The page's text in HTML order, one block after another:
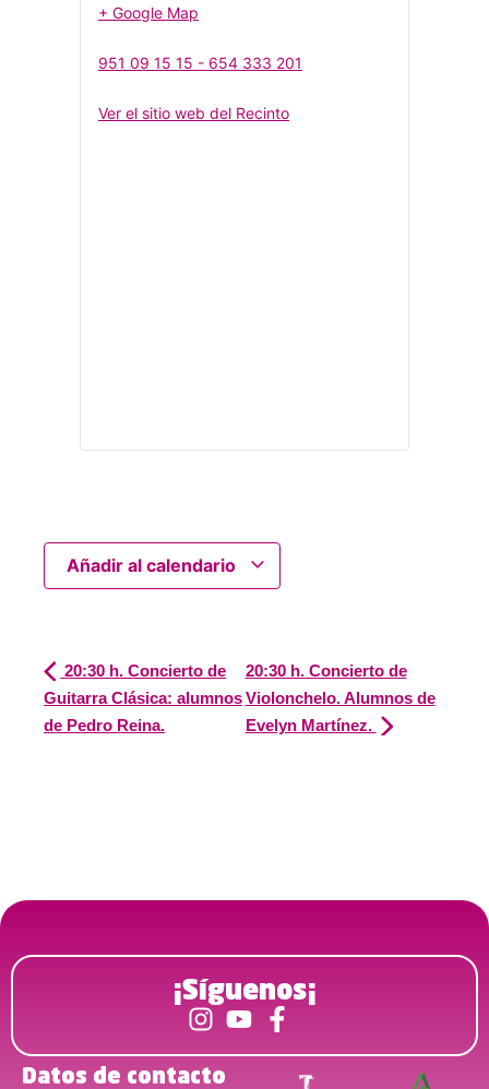
+ Google Map
951 09 15 15 - 654 333 201
Ver el sitio web del Recinto
Añadir al calendario
20:30 h. Concierto de
Guitarra Clásica: alumnos
de Pedro Reina.
20:30 h. Concierto de
Violonchelo. Alumnos de
Evelyn Martínez.
¡Síguenos¡
Datos de contacto